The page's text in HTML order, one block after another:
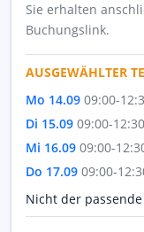
Sie erhalten
Buchungslink.
AUSGEWÄHLTER
Mo 14.09 09:00-
Di 15.09 09:00-
Mi 16.09 09:00-
Do 17.09 09:00-
Nicht der